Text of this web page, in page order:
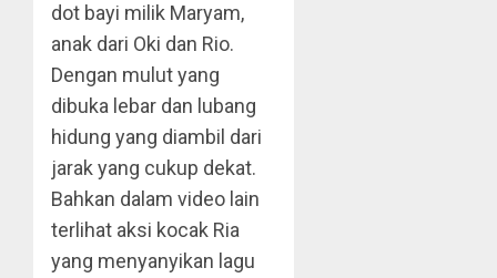
dot bayi milik Maryam,
anak dari Oki dan Rio.
Dengan mulut yang
dibuka lebar dan lubang
hidung yang diambil dari
jarak yang cukup dekat.
Bahkan dalam video lain
terlihat aksi kocak Ria
yang menyanyikan lagu